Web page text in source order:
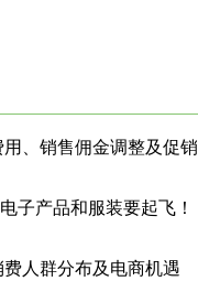
、销售佣金调整及促销
子产品和服装要起飞！
人群分布及电商机遇